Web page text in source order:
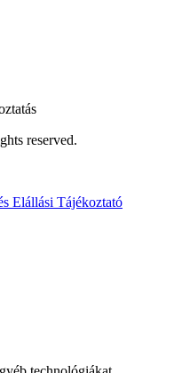
reserved.
Elállási Tájékoztató